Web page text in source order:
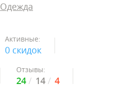
Одежда
Активные:
0 скидок
Отзывы:
24 14 4